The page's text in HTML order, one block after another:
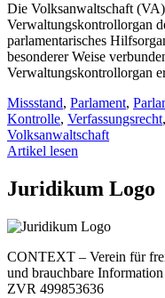
Die Volksanwaltschaft
Verwaltungskontrollorgan
parlamentarisches
besonderer Weise
Verwaltungskontrollorgan
Missstand, Parlament,
Kontrolle, Verfassungsrecht,
Volksanwaltschaft
Artikel lesen
Juridikum Logo
CONTEXT – Verein für
und brauchbare Information
ZVR 499853636